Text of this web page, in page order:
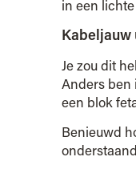
in een
Kabeljauw
Je zou dit
Anders ben
een blok
Benieuwd